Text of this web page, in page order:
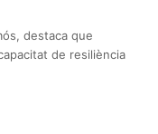
destaca que
de resiliència